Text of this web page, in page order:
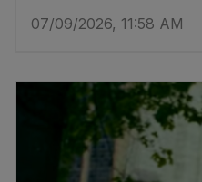
07/09/2026, 11:58 AM